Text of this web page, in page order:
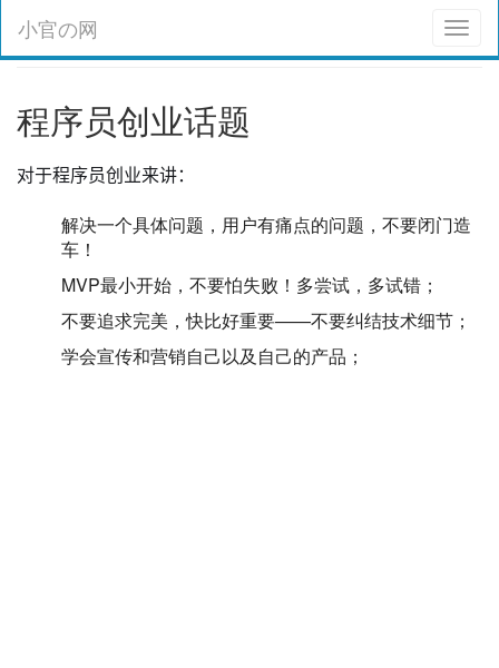
小官の网
程序员创业话题
对于程序员创业来讲：
解决一个具体问题，用户有痛点的问题，不要闭门造
车！
MVP最小开始，不要怕失败！多尝试，多试错；
不要追求完美，快比好重要——不要纠结技术细节；
学会宣传和营销自己以及自己的产品；